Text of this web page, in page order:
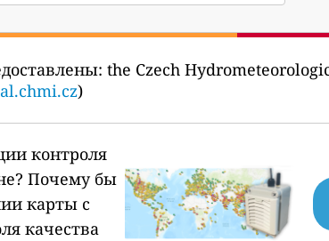
the Czech
)
контроля
Почему бы
карты с
качества